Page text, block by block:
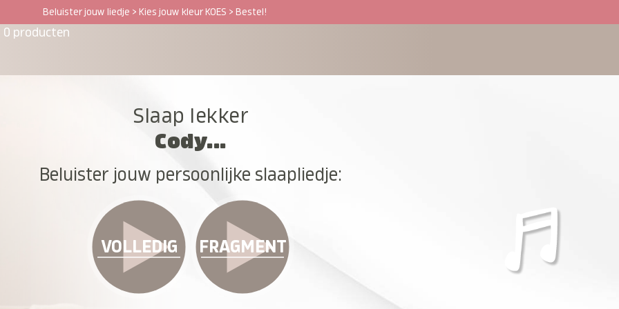
Beluister jouw liedje > Kies jouw kleur KOES > Bestel!
0 producten
Slaap lekker
Cody...
Beluister jouw persoonlijke slaapliedje:
VOLLEDIG FRAGMENT